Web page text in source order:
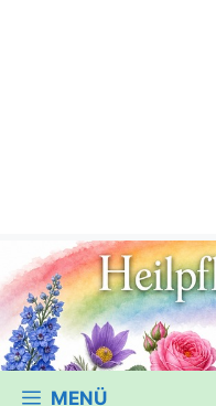
MENÜ